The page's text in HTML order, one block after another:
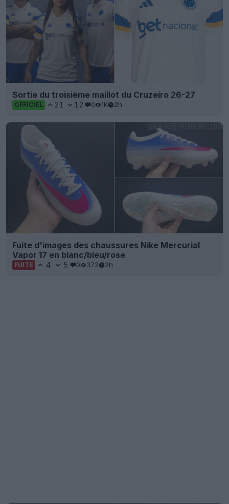
Sortie du troisième maillot du Cruzeiro 26-27
OFFICIEL 21 12 0 1K 2h
Fuite d'images des chaussures Nike Mercurial
Vapor 17 en blanc/bleu/rose
FUITE 4 5 0 372 2h